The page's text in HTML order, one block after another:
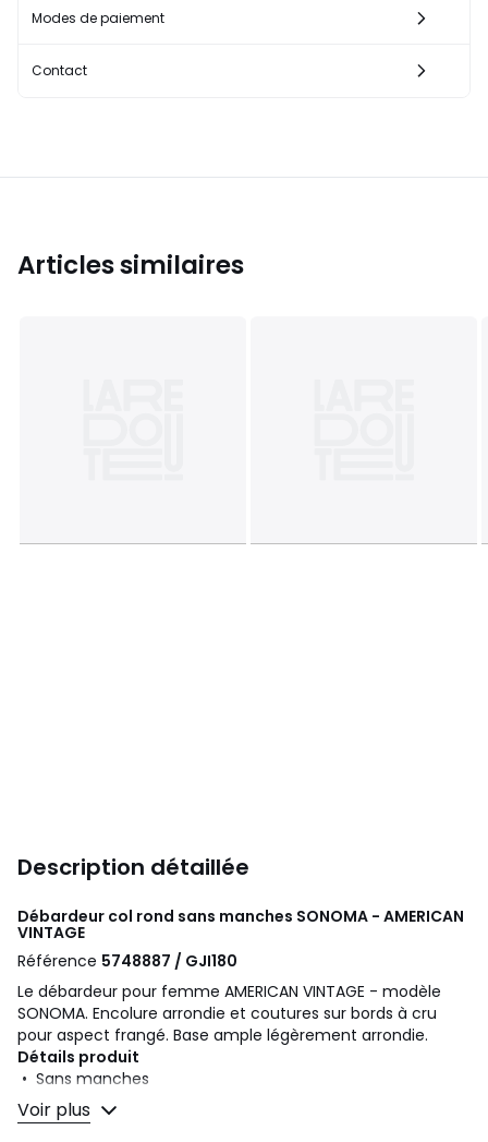
Modes de paiement
Contact
Articles similaires
Description détaillée
Débardeur col rond sans manches SONOMA - AMERICAN
VINTAGE
Référence 5748887 / GJI180
Le débardeur pour femme AMERICAN VINTAGE - modèle
SONOMA. Encolure arrondie et coutures sur bords à cru
pour aspect frangé. Base ample légèrement arrondie.
Détails produit
• Sans manches
• Col rond
Voir plus